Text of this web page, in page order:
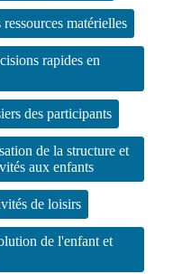
matérielles
rapides en
des participants
de la structure et
aux enfants
de loisirs
de l'enfant et